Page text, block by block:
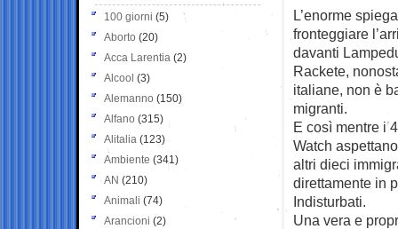
L’enorme
fronteggiare
davanti
Rackete,
italiane, non è
migranti.
E così mentre i
Watch
altri dieci
direttamente in
Indisturbati.
Una vera e
100 giorni (5)
Aborto (20)
Acca Larentia (2)
Alcool (3)
Alemanno (150)
Alfano (315)
Alitalia (123)
Ambiente (341)
AN (210)
Animali (74)
Arancioni (2)